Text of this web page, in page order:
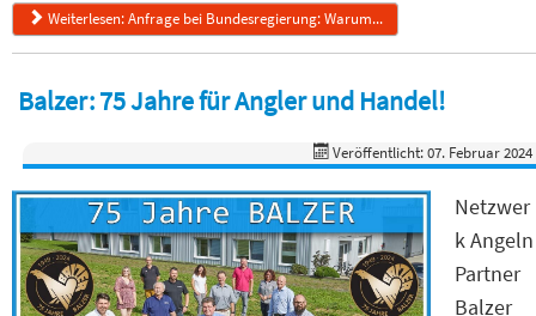
Weiterlesen: Anfrage bei Bundesregierung: Warum...
Balzer: 75 Jahre für Angler und Handel!
Veröffentlicht: 07. Februar 2024
Netzwer
k Angeln
Partner
Balzer